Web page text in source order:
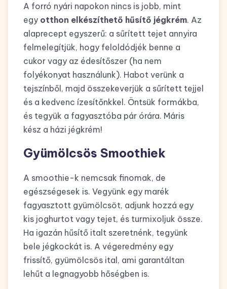
A forró nyári napokon nincs is jobb, mint
egy otthon elkészíthető hűsítő jégkrém. Az
alaprecept egyszerű: a sűrített tejet annyira
felmelegítjük, hogy feloldódjék benne a
cukor vagy az édesítőszer (ha nem
folyékonyat használunk). Habot verünk a
tejszínből, majd összekeverjük a sűrített tejjel
és a kedvenc ízesítőnkkel. Öntsük formákba,
és tegyük a fagyasztóba pár órára. Máris
kész a házi jégkrém!
Gyümölcsös Smoothiek
A smoothie-k nemcsak finomak, de
egészségesek is. Vegyünk egy marék
fagyasztott gyümölcsöt, adjunk hozzá egy
kis joghurtot vagy tejet, és turmixoljuk össze.
Ha igazán hűsítő italt szeretnénk, tegyünk
bele jégkockát is. A végeredmény egy
frissítő, gyümölcsös ital, ami garantáltan
lehűt a legnagyobb hőségben is.